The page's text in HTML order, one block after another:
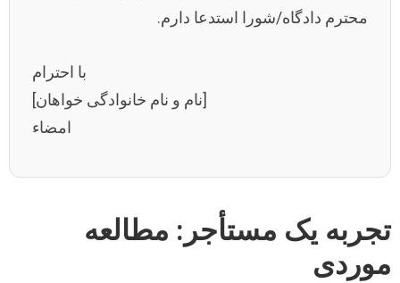
محترم دادگاه/شورا استدعا دارم.
با احترام
[نام و نام خانوادگی خواهان]
امضاء
تجربه یک مستأجر: مطالعه
موردی